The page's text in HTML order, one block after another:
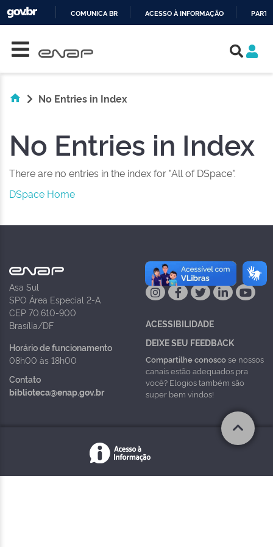
COMUNICA BR ACESSO À INFORMAÇÃO
No Entries in Index
No Entries in Index
There are no entries in the index for "All of DSpace".
DSpace Home
Asa Sul
SPO Área Especial 2-A
CEP 70.610-900
Brasília/DF
Horário de funcionamento
08h00 às 18h00
Contato
biblioteca@enap.gov.br
NAS REDES
ACESSIBILIDADE
DEIXE SEU FEEDBACK
Compartilhe conoscose nossos
canais estão adequados pra
você? Elogios também são
super bem vindos!